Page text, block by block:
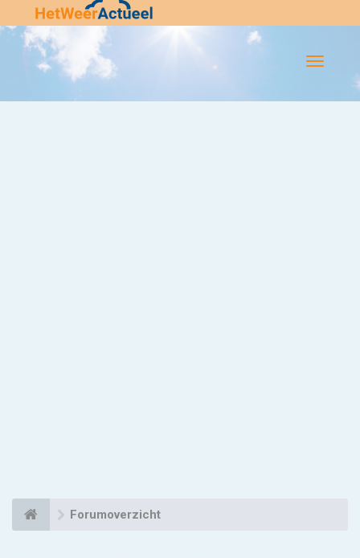
Flip-
Forumoverzicht